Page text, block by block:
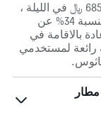
تكلف فنادق كارباثوس المصنفة 3 نجوم عادة 685 ﷼ في الليلة ،
ولكن وسطياً يتوفر أتلانتيس هوتل بسعر أقل بنسبة 34% عن
بالاقامة في
صفقة رائعة لمستخدمي